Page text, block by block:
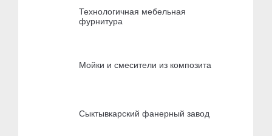
Технологичная мебельная
фурнитура
Мойки и смесители из композита
Сыктывкарский фанерный завод